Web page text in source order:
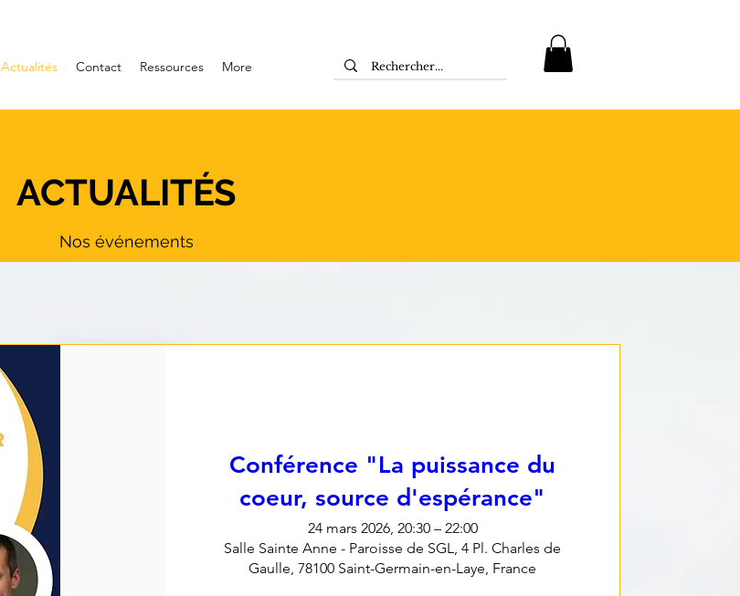
Actualités Contact Ressources More
ACTUALITÉS
Nos événements
Conférence "La puissance du
coeur, source d'espérance"
24 mars 2026, 20:30 – 22:00
Salle Sainte Anne - Paroisse de SGL, 4 Pl. Charles de
Gaulle, 78100 Saint-Germain-en-Laye, France